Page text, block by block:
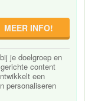
MEER INFO!
je doelgroep en
content
een
personaliseren